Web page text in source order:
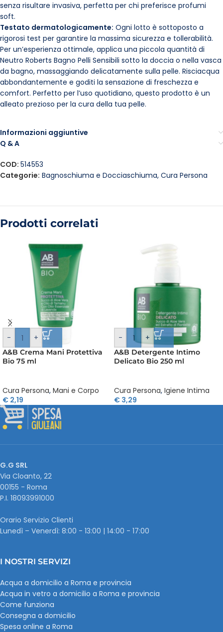
senza risultare invasiva, perfetta per chi preferisce profumi
soft.
Testato dermatologicamente: Ogni lotto è sottoposto a
rigorosi test per garantire la massima sicurezza e tollerabilità.
Per un’esperienza ottimale, applica una piccola quantità di
Neutro Roberts Bagno Pelli Sensibili sotto la doccia o nella vasca
da bagno, massaggiando delicatamente sulla pelle. Risciacqua
abbondantemente e goditi la sensazione di freschezza e
comfort. Perfetto per l’uso quotidiano, questo prodotto è un
alleato prezioso per la cura della tua pelle.
Informazioni aggiuntive
Q & A
COD: 514553
Categorie: Bagnoschiuma e Docciaschiuma, Cura Persona
Prodotti correlati
- +
A&B Crema Mani Protettiva
Bio 75 ml
Cura Persona, Mani e Corpo
€ 2,19
- +
A&B Detergente Intimo
Delicato Bio 250 ml
Cura Persona, Igiene Intima
€ 3,29
G.G SRL
Via Cloanto, 22
00155 - Roma
P.I. ‭18093991000
Orario Servizio Clienti
Lunedì – Venerdì: 8:00 - 13:00 | 14:00 - 17:00
I NOSTRI SERVIZI
Acqua a domicilio a Roma e provincia
Acqua in vetro a domicilio a Roma e provincia
Come funziona
Consegna a domicilio
Spesa online a Roma